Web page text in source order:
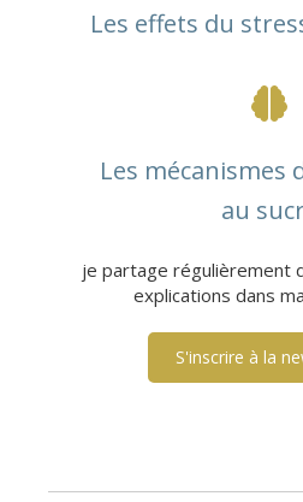
Les effets du
Les mécanismes
au
je partage régulièrement
explications dans
S'inscrire à la